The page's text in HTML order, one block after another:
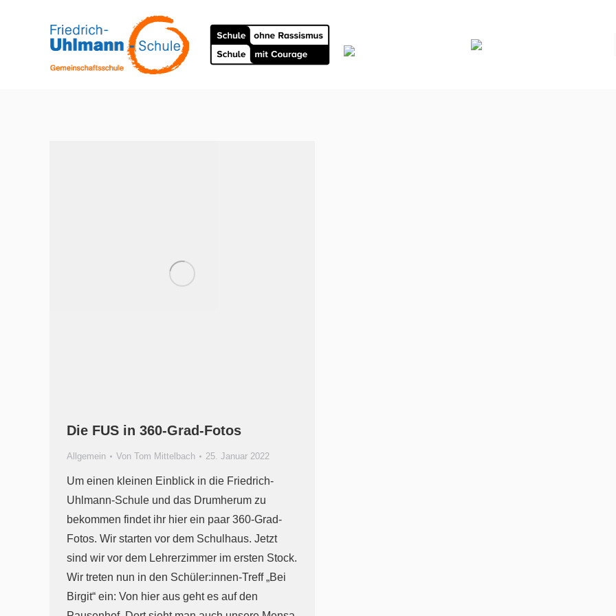
Die FUS in 360-Grad-Fotos
Allgemein Von Tom Mittelbach 25. Januar 2022
Um einen kleinen Einblick in die Friedrich-
Uhlmann-Schule und das Drumherum zu
bekommen findet ihr hier ein paar 360-Grad-
Fotos. Wir starten vor dem Schulhaus. Jetzt
sind wir vor dem Lehrerzimmer im ersten Stock.
Wir treten nun in den Schüler:innen-Treff „Bei
Birgit“ ein: Von hier aus geht es auf den